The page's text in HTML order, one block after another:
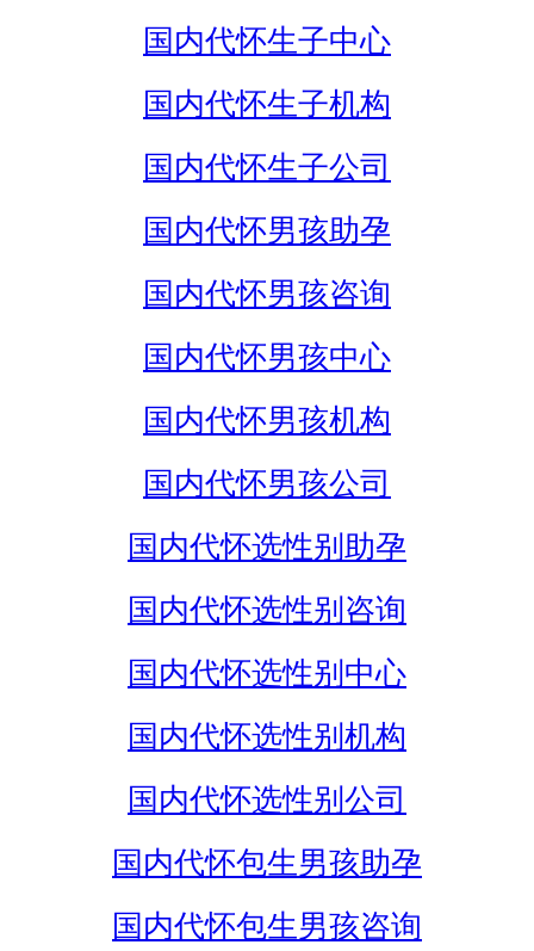
国内代怀生子中心
国内代怀生子机构
国内代怀生子公司
国内代怀男孩助孕
国内代怀男孩咨询
国内代怀男孩中心
国内代怀男孩机构
国内代怀男孩公司
国内代怀选性别助孕
国内代怀选性别咨询
国内代怀选性别中心
国内代怀选性别机构
国内代怀选性别公司
国内代怀包生男孩助孕
国内代怀包生男孩咨询